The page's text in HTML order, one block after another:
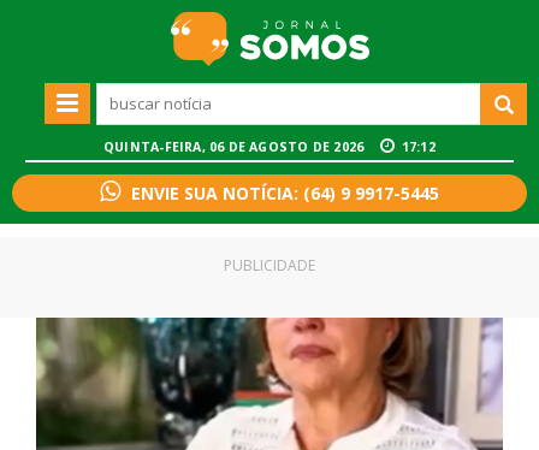
QUINTA-FEIRA, 06 DE AGOSTO DE 2026 17:12
ENVIE SUA NOTÍCIA: (64) 9 9917-5445
PUBLICIDADE